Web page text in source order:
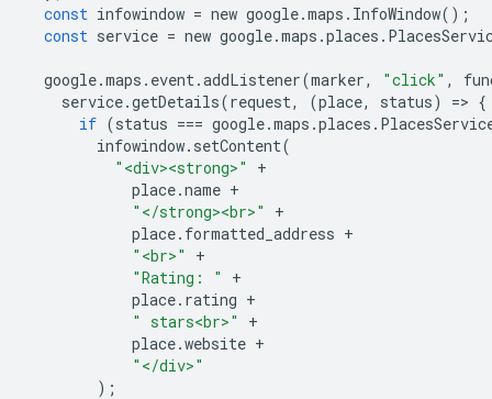
const infowindow = new google.maps . InfoWindow();
const service = new google.maps .places .
google.maps . event .addListener(marker, "click" ,
service.getDetails(request, (place, status) => {
if (status === google.maps .places .
infowindow. setContent(
"<div><strong>"
+
place.name +
"</strong><br>"
+
place. formatted_address +
"<br>"
+
"Rating: "
+
place. rating +
" stars<br>"
+
place.website +
"</div>"
);